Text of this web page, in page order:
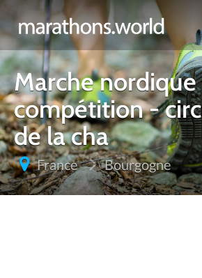
Marche nordique
compétition -
de la cha
France Bourgogne